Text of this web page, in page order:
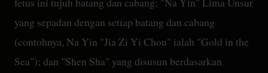
yang sepadan dengan setiap batang dan cabang
(contohnya, Na Yin "Jia Zi Yi Chou" ialah "Gold in the
Sea"); dan "Shen Sha" yang disusun berdasarkan